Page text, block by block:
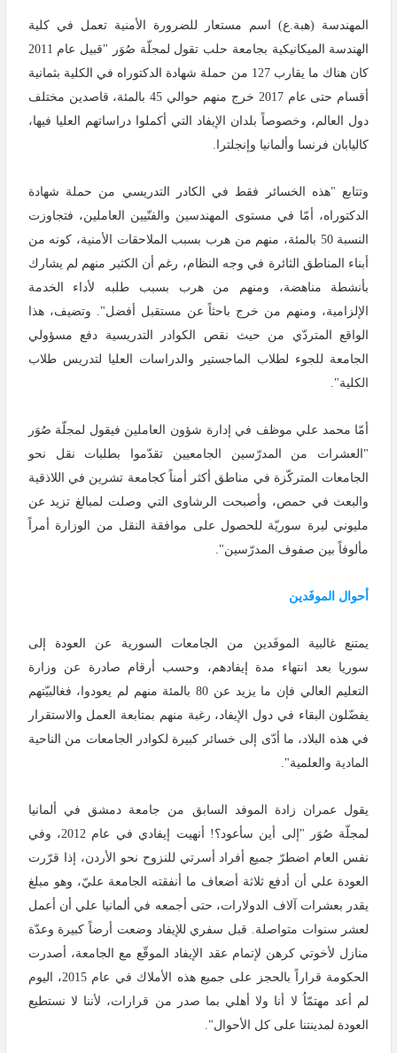
المهندسة (هبة.ع) اسم مستعار للضرورة الأمنية تعمل في كلية
الهندسة الميكانيكية بجامعة حلب تقول لمجلّة صُوَر "قبيل عام 2011
كان هناك ما يقارب 127 من حملة شهادة الدكتوراه في الكلية بثمانية
أقسام حتى عام 2017 خرج منهم حوالي 45 بالمئة، قاصدين مختلف
دول العالم، وخصوصاً بلدان الإيفاد التي أكملوا دراساتهم العليا فيها،
كاليابان فرنسا وألمانيا وإنجلترا.
وتتابع "هذه الخسائر فقط في الكادر التدريسي من حملة شهادة
الدكتوراه، أمّا في مستوى المهندسين والفنّيين العاملين، فتجاوزت
النسبة 50 بالمئة، منهم من هرب بسبب الملاحقات الأمنية، كونه من
أبناء المناطق الثائرة في وجه النظام، رغم أن الكثير منهم لم يشارك
بأنشطة مناهضة، ومنهم من هرب بسبب طلبه لأداء الخدمة
الإلزامية، ومنهم من خرج باحثاً عن مستقبل أفضل". وتضيف، هذا
الواقع المتردّي من حيث نقص الكوادر التدريسية دفع مسؤولي
الجامعة للجوء لطلاب الماجستير والدراسات العليا لتدريس طلاب
الكلية".
أمّا محمد علي موظف في إدارة شؤون العاملين فيقول لمجلّة صُوَر
"العشرات من المدرّسين الجامعيين تقدّموا بطلبات نقل نحو
الجامعات المتركّزة في مناطق أكثر أمناً كجامعة تشرين في اللاذقية
والبعث في حمص، وأصبحت الرشاوى التي وصلت لمبالغ تزيد عن
مليوني ليرة سوريّة للحصول على موافقة النقل من الوزارة أمراً
مألوفاً بين صفوف المدرّسين".
أحوال الموفَدين
يمتنع غالبية الموفَدين من الجامعات السورية عن العودة إلى
سوريا بعد انتهاء مدة إيفادهم، وحسب أرقام صادرة عن وزارة
التعليم العالي فإن ما يزيد عن 80 بالمئة منهم لم يعودوا، فغالبيّتهم
يفضّلون البقاء في دول الإيفاد، رغبة منهم بمتابعة العمل والاستقرار
في هذه البلاد، ما أدّى إلى خسائر كبيرة لكوادر الجامعات من الناحية
المادية والعلمية".
يقول عمران زادة الموفد السابق من جامعة دمشق في ألمانيا
لمجلّة صُوَر "إلى أين سأعود؟! أنهيت إيفادي في عام 2012، وفي
نفس العام اضطرّ جميع أفراد أسرتي للنزوح نحو الأردن، إذا قرّرت
العودة علي أن أدفع ثلاثة أضعاف ما أنفقته الجامعة عليّ، وهو مبلغ
يقدر بعشرات آلاف الدولارات، حتى أجمعه في ألمانيا علي أن أعمل
لعشر سنوات متواصلة. قبل سفري للإيفاد وضعت أرضاً كبيرة وعدّة
منازل لأخوتي كرهن لإتمام عقد الإيفاد الموقّع مع الجامعة، أصدرت
الحكومة قراراً بالحجز على جميع هذه الأملاك في عام 2015، اليوم
لم أعد مهتمّاُ لا أنا ولا أهلي بما صدر من قرارات، لأننا لا نستطيع
العودة لمدينتنا على كل الأحوال".